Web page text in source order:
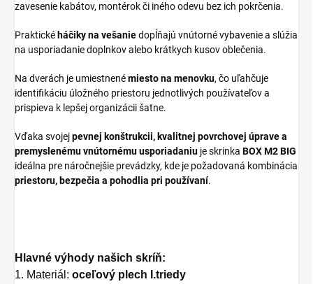
zavesenie kabátov, montérok či iného odevu bez ich pokrčenia.
Praktické háčiky na vešaniedopĺňajú vnútorné vybavenie a slúžia
na usporiadanie doplnkov alebo krátkych kusov oblečenia.
Na dverách je umiestnenémiesto na menovku, čo uľahčuje
identifikáciu úložného priestoru jednotlivých používateľov a
prispieva k lepšej organizácii šatne.
Vďaka svojejpevnej konštrukcii, kvalitnej povrchovej úprave a
premyslenému vnútornému usporiadaniu je skrinka BOX M2 BIG
ideálna pre náročnejšie prevádzky, kde je požadovaná kombinácia
priestoru, bezpečia a pohodlia pri používaní.
Hlavné výhody našich skríň:
1. Materiál: oceľový plech I.triedy